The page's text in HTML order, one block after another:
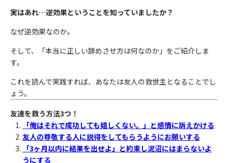
実はあれ…逆効果ということを知っていましたか？
なぜ逆効果なのか。
そして、「本当に正しい辞めさせ方は何なのか」をご紹介しま
す。
これを読んで実践すれば、あなたは友人の救世主となることでし
ょう。
友達を救う方法3つ！
「俺はそれで成功しても嬉しくない。」と感情に訴えかける
友人の尊敬する人に説得をしてもらうようにお願いする
「3ヶ月以内に結果を出せよ」と約束し泥沼にはまらないよ
うにする